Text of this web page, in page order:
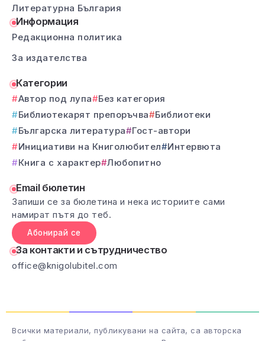
Литературна България
Информация
Редакционна политика
За издателства
Категории
Автор под лупа
Без категория
Библиотекарят препоръчва
Библиотеки
Българска литература
Гост-автори
Инициативи на Книголюбител
Интервюта
Книга с характер Любопитно
Email бюлетин
Запиши се за бюлетина и нека историите сами
намират пътя до теб.
Абонирай се
За контакти и сътрудничество
office@knigolubitel.com
Всички материали, публикувани на сайта, са авторска